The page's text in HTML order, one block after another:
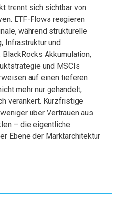
trennt sich sichtbar von
ETF-Flows reagieren
während strukturelle
Infrastruktur und
Akkumulation,
und MSCIs
auf einen tieferen
mehr nur gehandelt,
verankert. Kurzfristige
über Vertrauen aus
– die eigentliche
Ebene der Marktarchitektur